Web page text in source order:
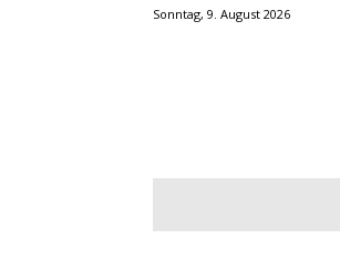
Sonntag, 9. August 2026